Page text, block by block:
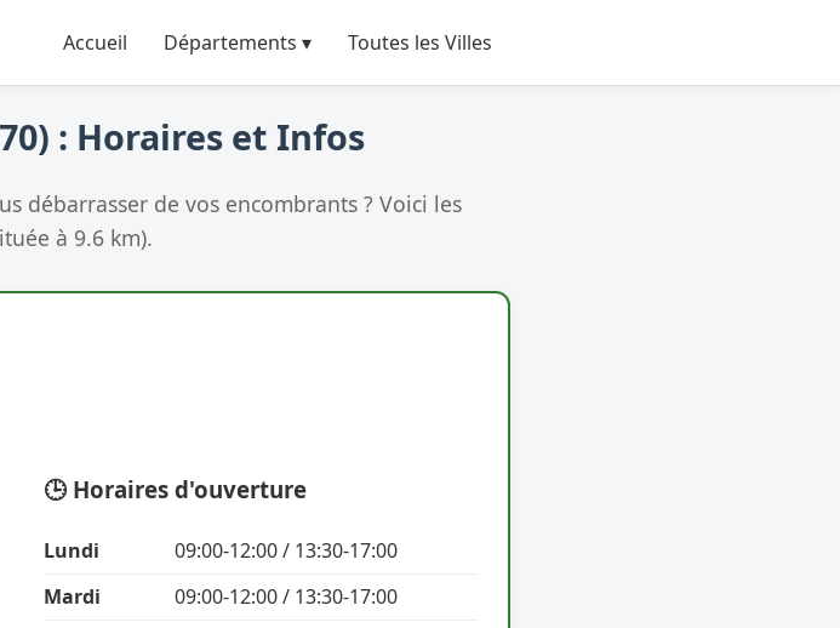
Accueil Départements ▾ Toutes les Villes
: Horaires et Infos
débarrasser de vos encombrants ? Voici les
à 9.6 km).
🕒 Horaires d'ouverture
Lundi
09:00-12:00 / 13:30-17:00
Mardi
09:00-12:00 / 13:30-17:00